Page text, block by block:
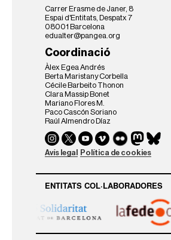
Carrer Erasme de Janer, 8
Espai d'Entitats, Despatx 7
08001 Barcelona
edualter@pangea.org
Coordinació
Àlex Egea Andrés
Berta Maristany Corbella
Cécile Barbeito Thonon
Clara Massip Bonet
Mariano Flores M.
Paco Cascón Soriano
Raúl Almendro Díaz
Avís legal Política de cookies
ENTITATS COL·LABORADORES